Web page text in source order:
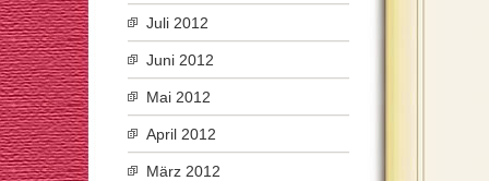
Juli 2012
Juni 2012
Mai 2012
April 2012
März 2012